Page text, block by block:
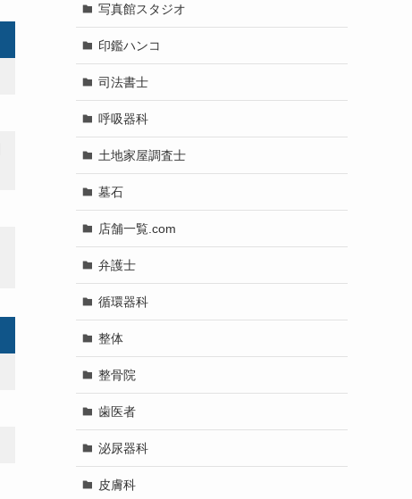
写真館スタジオ
印鑑ハンコ
司法書士
呼吸器科
土地家屋調査士
墓石
店舗一覧.com
弁護士
循環器科
整体
整骨院
歯医者
泌尿器科
皮膚科